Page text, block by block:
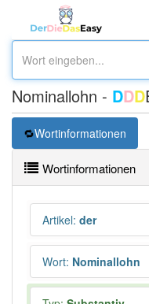
Nominallohn - DDD
Wortinformationen
Wortinformationen
Artikel: der
Wort: Nominallohn